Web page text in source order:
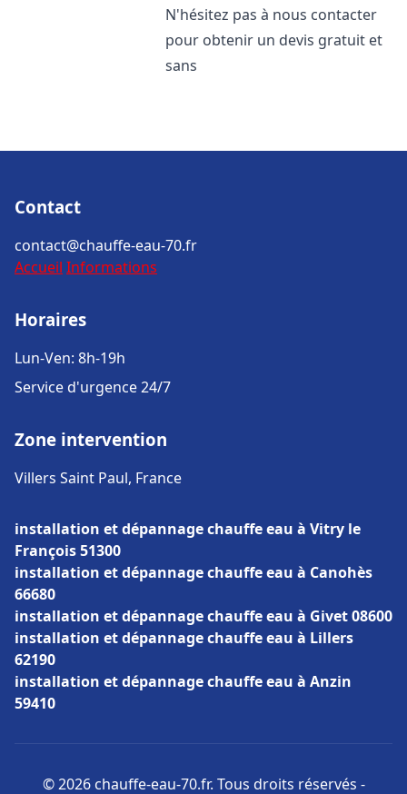
N'hésitez pas à nous contacter
pour obtenir un devis gratuit et
sans
Contact
contact@chauffe-eau-70.fr
Accueil Informations
Horaires
Lun-Ven: 8h-19h
Service d'urgence 24/7
Zone intervention
Villers Saint Paul, France
installation et dépannage chauffe eau à Vitry le
François 51300
installation et dépannage chauffe eau à Canohès
66680
installation et dépannage chauffe eau à Givet 08600
installation et dépannage chauffe eau à Lillers
62190
installation et dépannage chauffe eau à Anzin
59410
© 2026 chauffe-eau-70.fr. Tous droits réservés -